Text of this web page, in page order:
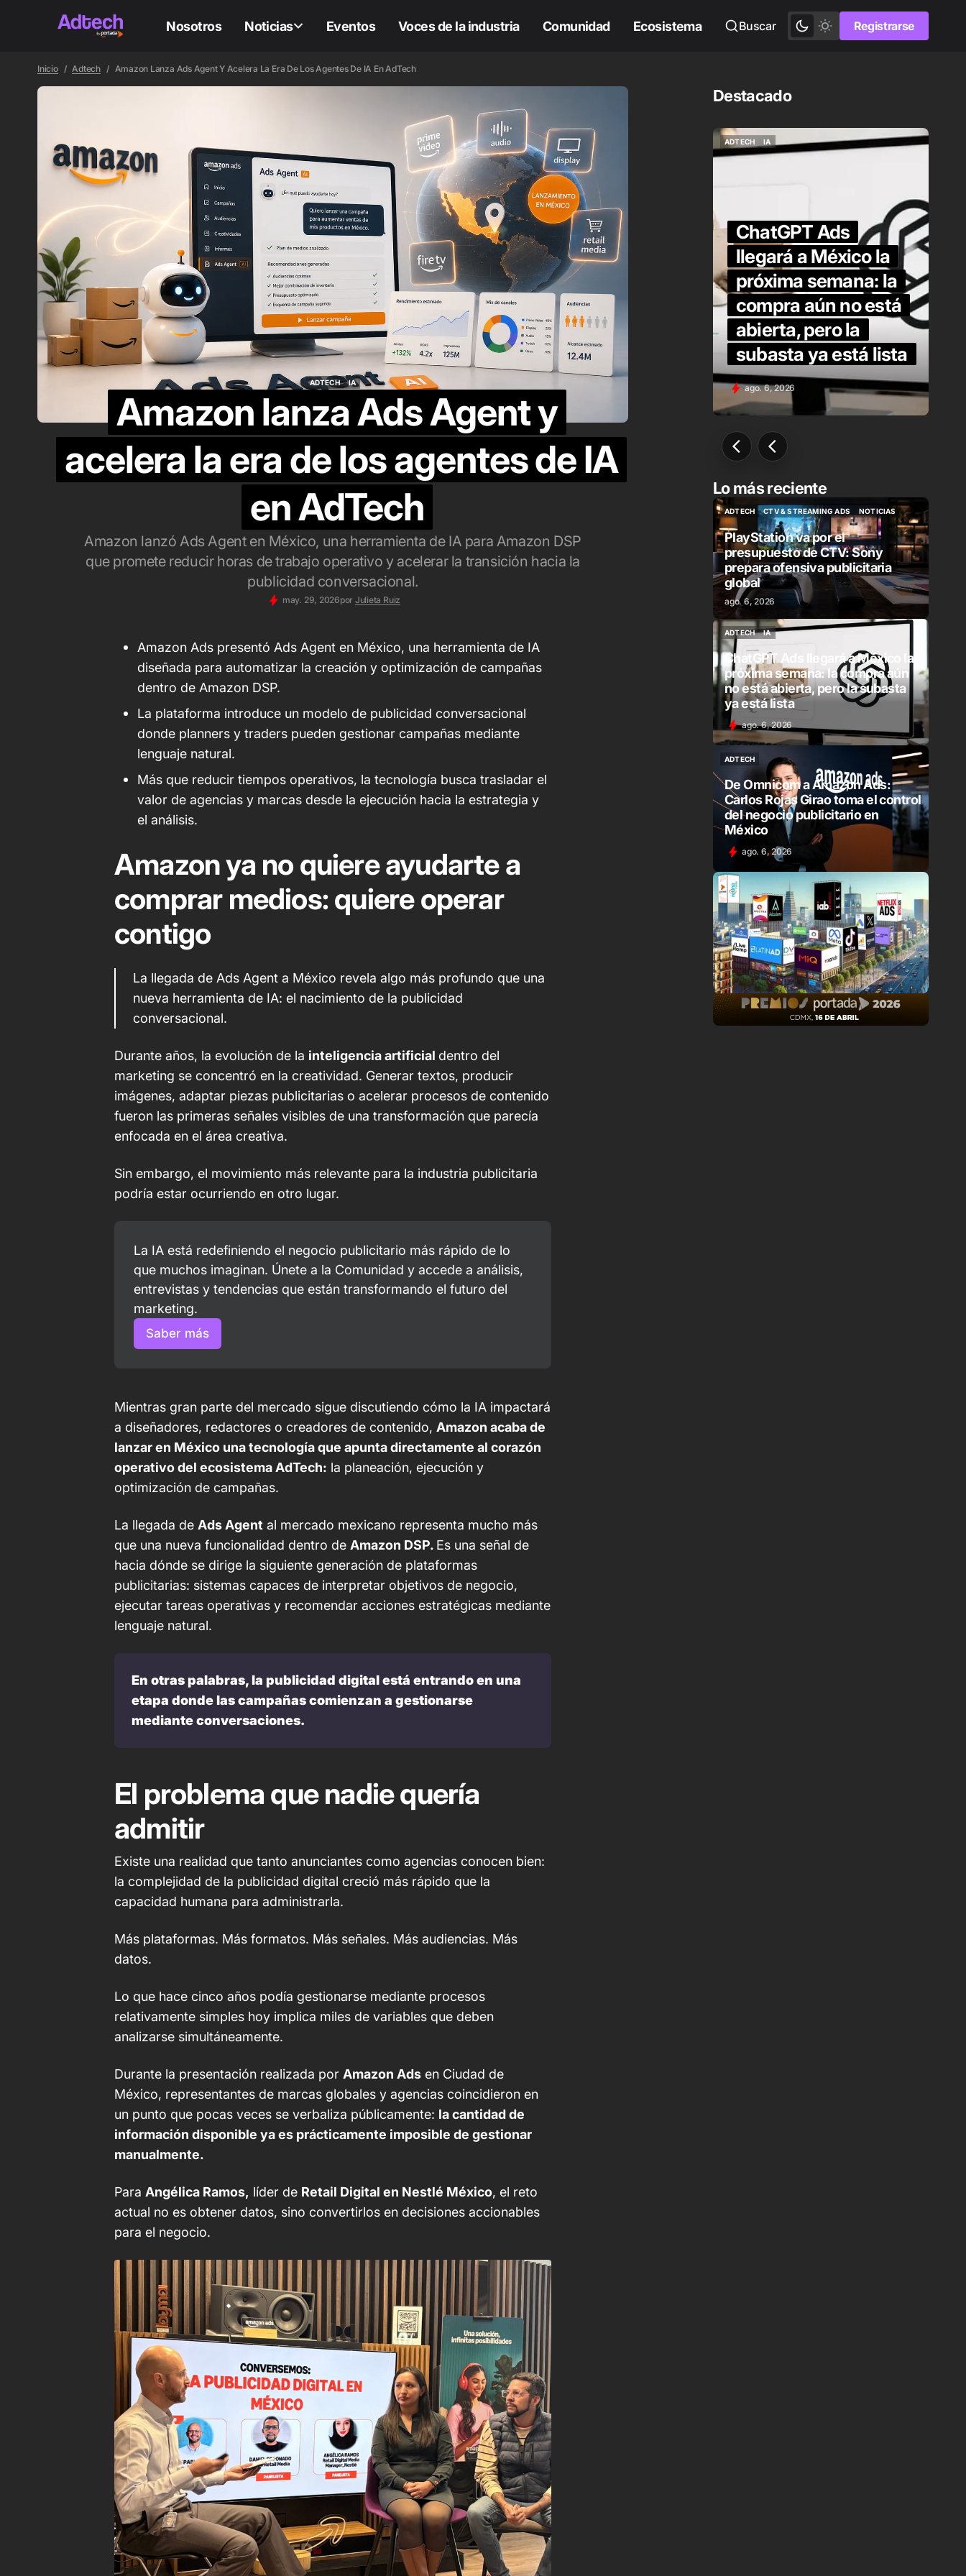
Nosotros Noticias Eventos Voces de la industria Comunidad Ecosistema Buscar
Registrarse
Registrarse
Inicio Adtech Amazon Lanza Ads Agent Y Acelera La Era De Los Agentes De IA En AdTech
ADTECH
IA
Amazon lanza Ads Agent y
acelera la era de los agentes de IA
en AdTech
Amazon lanzó Ads Agent en México, una herramienta de IA para Amazon DSP
que promete reducir horas de trabajo operativo y acelerar la transición hacia la
publicidad conversacional.
may. 29, 2026por Julieta Ruiz
Amazon Ads presentó Ads Agent en México, una herramienta de IA
diseñada para automatizar la creación y optimización de campañas
dentro de Amazon DSP.
La plataforma introduce un modelo de publicidad conversacional
donde planners y traders pueden gestionar campañas mediante
lenguaje natural.
Más que reducir tiempos operativos, la tecnología busca trasladar el
valor de agencias y marcas desde la ejecución hacia la estrategia y
el análisis.
Amazon ya no quiere ayudarte a
comprar medios: quiere operar
contigo
La llegada de Ads Agent a México revela algo más profundo que una
nueva herramienta de IA: el nacimiento de la publicidad
conversacional.
Durante años, la evolución de la inteligencia artificial dentro del
marketing se concentró en la creatividad. Generar textos, producir
imágenes, adaptar piezas publicitarias o acelerar procesos de contenido
fueron las primeras señales visibles de una transformación que parecía
enfocada en el área creativa.
Sin embargo, el movimiento más relevante para la industria publicitaria
podría estar ocurriendo en otro lugar.
La IA está redefiniendo el negocio publicitario más rápido de lo
que muchos imaginan. Únete a la Comunidad y accede a análisis,
entrevistas y tendencias que están transformando el futuro del
marketing.
Saber más
Mientras gran parte del mercado sigue discutiendo cómo la IA impactará
a diseñadores, redactores o creadores de contenido, Amazon acaba de
lanzar en México una tecnología que apunta directamente al corazón
operativo del ecosistema AdTech: la planeación, ejecución y
optimización de campañas.
La llegada de Ads Agent al mercado mexicano representa mucho más
que una nueva funcionalidad dentro de Amazon DSP. Es una señal de
hacia dónde se dirige la siguiente generación de plataformas
publicitarias: sistemas capaces de interpretar objetivos de negocio,
ejecutar tareas operativas y recomendar acciones estratégicas mediante
lenguaje natural.
En otras palabras, la publicidad digital está entrando en una
etapa donde las campañas comienzan a gestionarse
mediante conversaciones.
El problema que nadie quería
admitir
Existe una realidad que tanto anunciantes como agencias conocen bien:
la complejidad de la publicidad digital creció más rápido que la
capacidad humana para administrarla.
Más plataformas. Más formatos. Más señales. Más audiencias. Más
datos.
Lo que hace cinco años podía gestionarse mediante procesos
relativamente simples hoy implica miles de variables que deben
analizarse simultáneamente.
Durante la presentación realizada por Amazon Ads en Ciudad de
México, representantes de marcas globales y agencias coincidieron en
un punto que pocas veces se verbaliza públicamente: la cantidad de
información disponible ya es prácticamente imposible de gestionar
manualmente.
Para Angélica Ramos, líder de Retail Digital en Nestlé México, el reto
actual no es obtener datos, sino convertirlos en decisiones accionables
para el negocio.
Destacado
ADTECH
De Omnicom a
Amazon Ads: Carlos
Rojas Girao toma el
control del negocio
publicitario en
México
ago. 6, 2026
COLUMNAS
COLUMNAS
Comprar
influencers no es
hacer influencer
marketing
ago. 4, 2026
ADTECH
ADTECH
IA
IA
ChatGPT Ads
llegará a México la
próxima semana: la
compra aún no está
abierta, pero la
subasta ya está lista
ago. 6, 2026
Lo más reciente
ADTECH
ADTECH
CTV & STREAMING ADS
CTV & STREAMING ADS
NOTICIAS
NOTICIAS
PlayStation va por el
presupuesto de CTV: Sony
prepara ofensiva publicitaria
global
ago. 6, 2026
ADTECH
ADTECH
IA
ChatGPT Ads llegará a México la
próxima semana: la compra aún
no está abierta, pero la subasta
ya está lista
ago. 6, 2026
ADTECH
De Omnicom a Amazon Ads:
Carlos Rojas Girao toma el control
del negocio publicitario en
México
ago. 6, 2026